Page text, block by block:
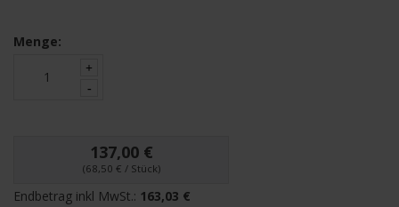
Menge:
137,00 €
(68,50 € / Stück)
Endbetrag inkl MwSt.: 163,03 €